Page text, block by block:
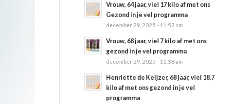
Vrouw, 64 jaar, viel 17 kilo af met ons
Gezond in je vel programma
december 29, 2025 - 11:52 am
Vrouw, 68 jaar, viel 7 kilo af met ons
gezond in je vel programma
december 29, 2025 - 11:38 am
Henriette de Keijzer, 68 jaar, viel 18,7
kilo af met ons gezond in je vel
programma